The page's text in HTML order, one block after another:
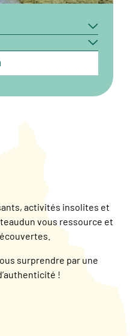
activités insolites et
vous ressource et
surprendre par une
!